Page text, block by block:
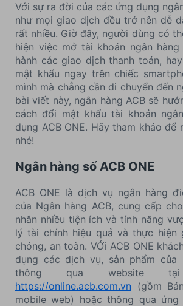
Với sự ra đời của các ứng dụng
như mọi giao dịch đều trở nên dễ
rất nhiều. Giờ đây, người dùng có
hiện việc mở tài khoản ngân
hành các giao dịch thanh toán,
mật khẩu ngay trên chiếc
mình mà chẳng cần di chuyển đến
bài viết này, ngân hàng ACB sẽ
cách đổi mật khẩu tài khoản
dụng ACB ONE. Hãy tham khảo để
nhé!
Ngân hàng số ACB ONE
ACB ONE là dịch vụ ngân hàng
của Ngân hàng ACB, cung cấp
nhân nhiều tiện ích và tính năng
lý tài chính hiệu quả và thực hiện
chóng, an toàn. VỚi ACB ONE
dụng các dịch vụ, sản phẩm của
thông qua website
https://online.acb.com.vn (gồm
mobile web) hoặc thông qua ứng